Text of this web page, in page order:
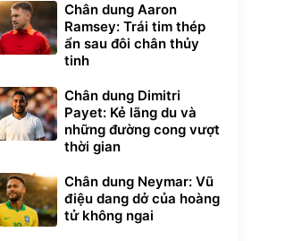
Chân dung Aaron
Ramsey: Trái tim thép
ẩn sau đôi chân thủy
tinh
Chân dung Dimitri
Payet: Kẻ lãng du và
những đường cong vượt
thời gian
Chân dung Neymar: Vũ
điệu dang dở của hoàng
tử không ngai